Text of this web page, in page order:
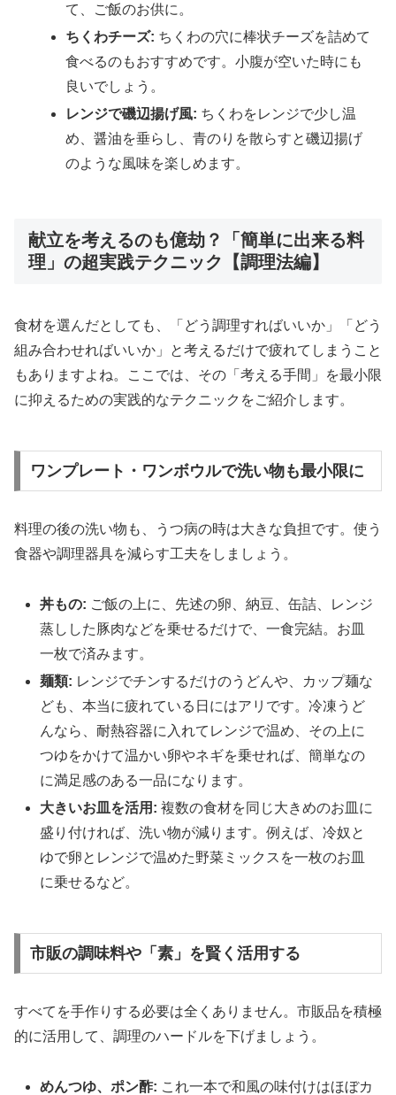
て、ご飯のお供に。
ちくわチーズ: ちくわの穴に棒状チーズを詰めて
食べるのもおすすめです。小腹が空いた時にも
良いでしょう。
レンジで磯辺揚げ風: ちくわをレンジで少し温
め、醤油を垂らし、青のりを散らすと磯辺揚げ
のような風味を楽しめます。
献立を考えるのも億劫？「簡単に出来る料
理」の超実践テクニック【調理法編】
食材を選んだとしても、「どう調理すればいいか」「どう
組み合わせればいいか」と考えるだけで疲れてしまうこと
もありますよね。ここでは、その「考える手間」を最小限
に抑えるための実践的なテクニックをご紹介します。
ワンプレート・ワンボウルで洗い物も最小限に
料理の後の洗い物も、うつ病の時は大きな負担です。使う
食器や調理器具を減らす工夫をしましょう。
丼もの: ご飯の上に、先述の卵、納豆、缶詰、レンジ
蒸しした豚肉などを乗せるだけで、一食完結。お皿
一枚で済みます。
麺類: レンジでチンするだけのうどんや、カップ麺な
ども、本当に疲れている日にはアリです。冷凍うど
んなら、耐熱容器に入れてレンジで温め、その上に
つゆをかけて温かい卵やネギを乗せれば、簡単なの
に満足感のある一品になります。
大きいお皿を活用: 複数の食材を同じ大きめのお皿に
盛り付ければ、洗い物が減ります。例えば、冷奴と
ゆで卵とレンジで温めた野菜ミックスを一枚のお皿
に乗せるなど。
市販の調味料や「素」を賢く活用する
すべてを手作りする必要は全くありません。市販品を積極
的に活用して、調理のハードルを下げましょう。
めんつゆ、ポン酢: これ一本で和風の味付けはほぼカ